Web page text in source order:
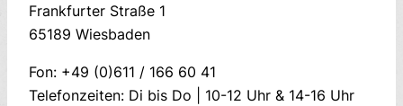
Frankfurter Straße 1
65189 Wiesbaden
Fon: +49 (0)611 / 166 60 41
Telefonzeiten: Di bis Do | 10-12 Uhr & 14-16 Uhr